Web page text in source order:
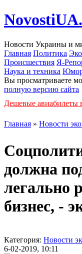
Новости Украины и
Главная Политика
Происшествия Я-
Наука и техника
Вы просматриваете
полную версию сайта
Дешевые авиабилеты
Главная » Новости
должна
легально
бизнес, -
Категория: Новости
6-02-2019, 10:11